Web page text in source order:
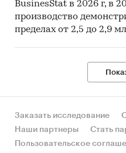
BusinesStat в 2026 г, в
производство
пределах от 2,5 до 2,9
Заказать исследование
Наши партнеры
Стать
Пользовательское